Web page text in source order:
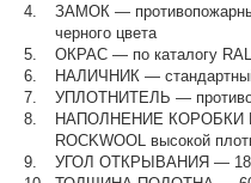
ЗАМОК —
черного цвета
ОКРАС — по каталогу
НАЛИЧНИК —
УПЛОТНИТЕЛЬ —
НАПОЛНЕНИЕ КОРОБКИ
ROCKWOOL высокой
УГОЛ ОТКРЫВАНИЯ — 180